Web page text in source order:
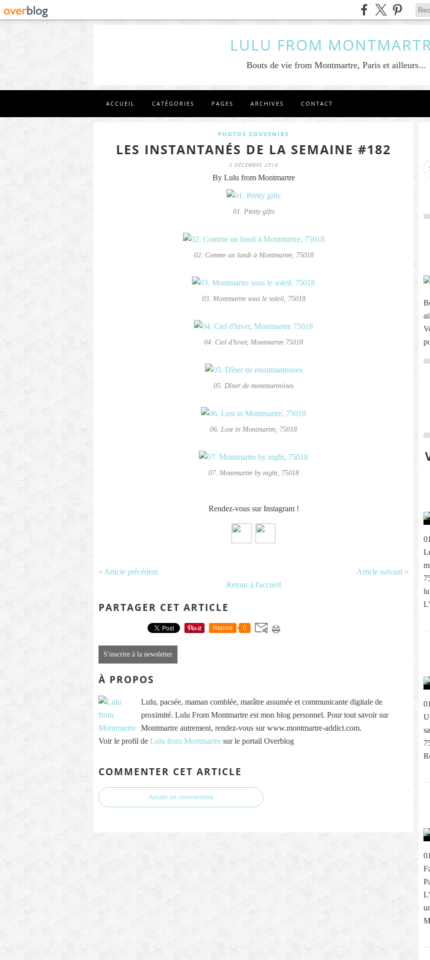
LULU FROM
Bouts de vie from Montmartre, Paris et ailleurs...
ACCUEIL CATÉGORIES PAGES ARCHIVES CONTACT
PHOTOS SOUVENIRS
LES INSTANTANÉS DE LA SEMAINE #182
3 DÉCEMBRE 2016
By Lulu from Montmartre
01. Pretty gifts
02. Comme un lundi à Montmartre, 75018
03. Montmartre sous le soleil, 75018
04. Ciel d'hiver, Montmartre 75018
05. Dîner de montmartroises
06. Lost in Montmartre, 75018
07. Montmartre by night, 75018
Rendez-vous sur Instagram !
« Article précédent
Article suivant »
Retour à l'accueil
PARTAGER CET ARTICLE
Repost 0
S'inscrire à la newsletter
À PROPOS
Lulu, pacsée, maman comblée, marâtre assumée et communicante digitale de
proximité. Lulu From Montmartre est mon blog personnel. Pour tout savoir sur
Montmartre autrement, rendez-vous sur www.montmartre-addict.com.
Voir le profil de Lulu from Montmartre sur le portail Overblog
COMMENTER CET ARTICLE
Ajouter un commentaire